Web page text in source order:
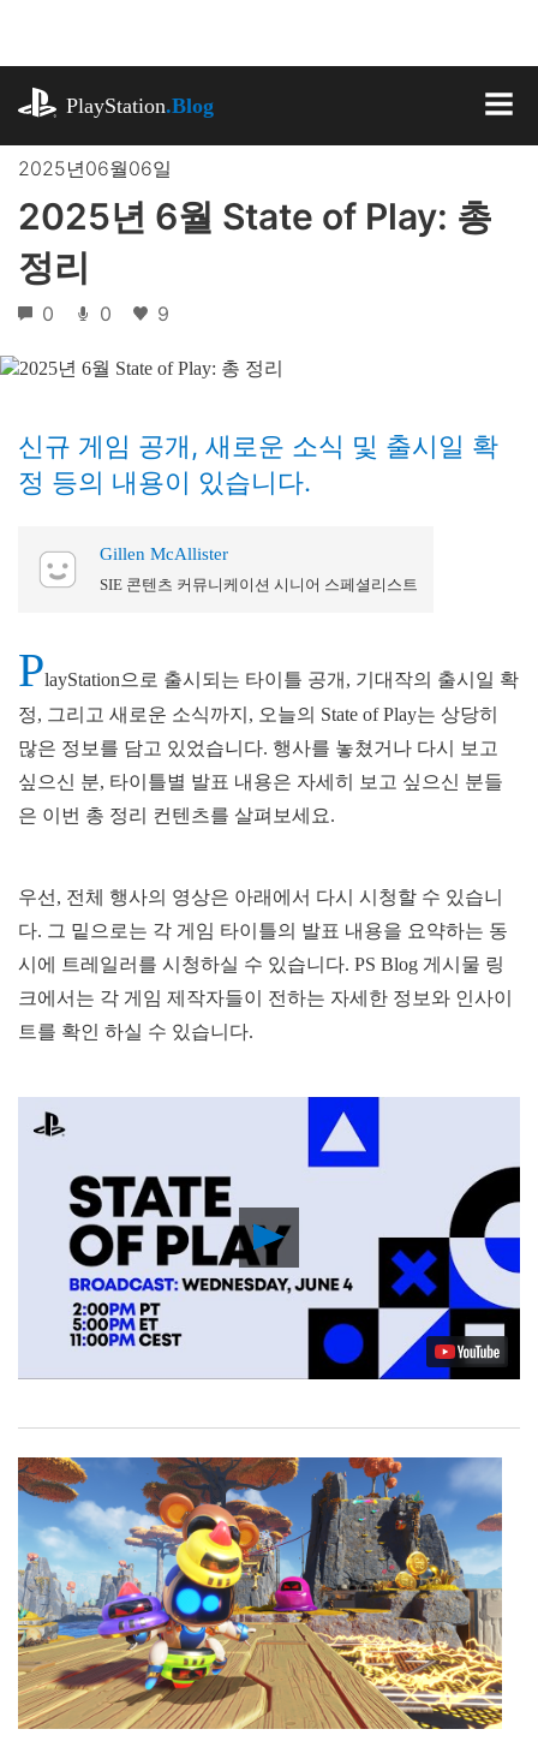
로
뛰
PlayStation.Blog
2025년06월06일
2025년 6월 State of Play: 총
정리
0 0 9
신규 게임 공개, 새로운 소식 및 출시일 확
정 등의 내용이 있습니다.
Gillen McAllister
SIE 콘텐츠 커뮤니케이션 시니어 스페셜리스트
PlayStation으로 출시되는 타이틀 공개, 기대작의 출시일 확
정, 그리고 새로운 소식까지, 오늘의 State of Play는 상당히
많은 정보를 담고 있었습니다. 행사를 놓쳤거나 다시 보고
싶으신 분, 타이틀별 발표 내용은 자세히 보고 싶으신 분들
은 이번 총 정리 컨텐츠를 살펴보세요.
우선, 전체 행사의 영상은 아래에서 다시 시청할 수 있습니
다. 그 밑으로는 각 게임 타이틀의 발표 내용을 요약하는 동
시에 트레일러를 시청하실 수 있습니다. PS Blog 게시물 링
크에서는 각 게임 제작자들이 전하는 자세한 정보와 인사이
트를 확인 하실 수 있습니다.
Play